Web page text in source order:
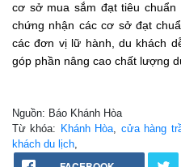
cơ sở mua sắm đạt tiêu
chứng nhận các cơ sở đạt
các đơn vị lữ hành, du khách
góp phần nâng cao chất lượng
Nguồn: Báo Khánh Hòa
Từ khóa: Khánh Hòa, cửa hàng
khách du lịch,